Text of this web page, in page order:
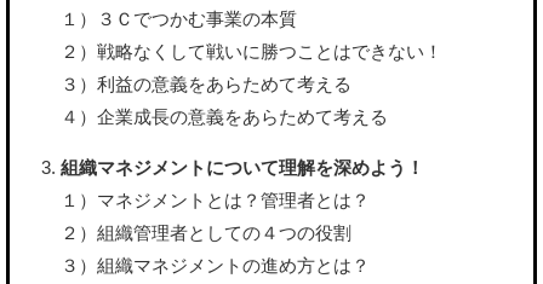
１）３Ｃでつかむ事業の本質
２）戦略なくして戦いに勝つことはできない！
３）利益の意義をあらためて考える
４）企業成長の意義をあらためて考える
組織マネジメントについて理解を深めよう！
１）マネジメントとは？管理者とは？
２）組織管理者としての４つの役割
３）組織マネジメントの進め方とは？